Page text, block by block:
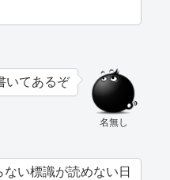
名無し
いてあるぞ
ない標識が読めない日